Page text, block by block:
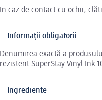
In caz de contact cu ochii,
Informații obligatorii
Denumirea exactă a
rezistent SuperStay Vinyl Ink
Ingrediente